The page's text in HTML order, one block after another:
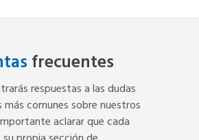
frecuentes
respuestas a las dudas
comunes sobre nuestros
aclarar que cada